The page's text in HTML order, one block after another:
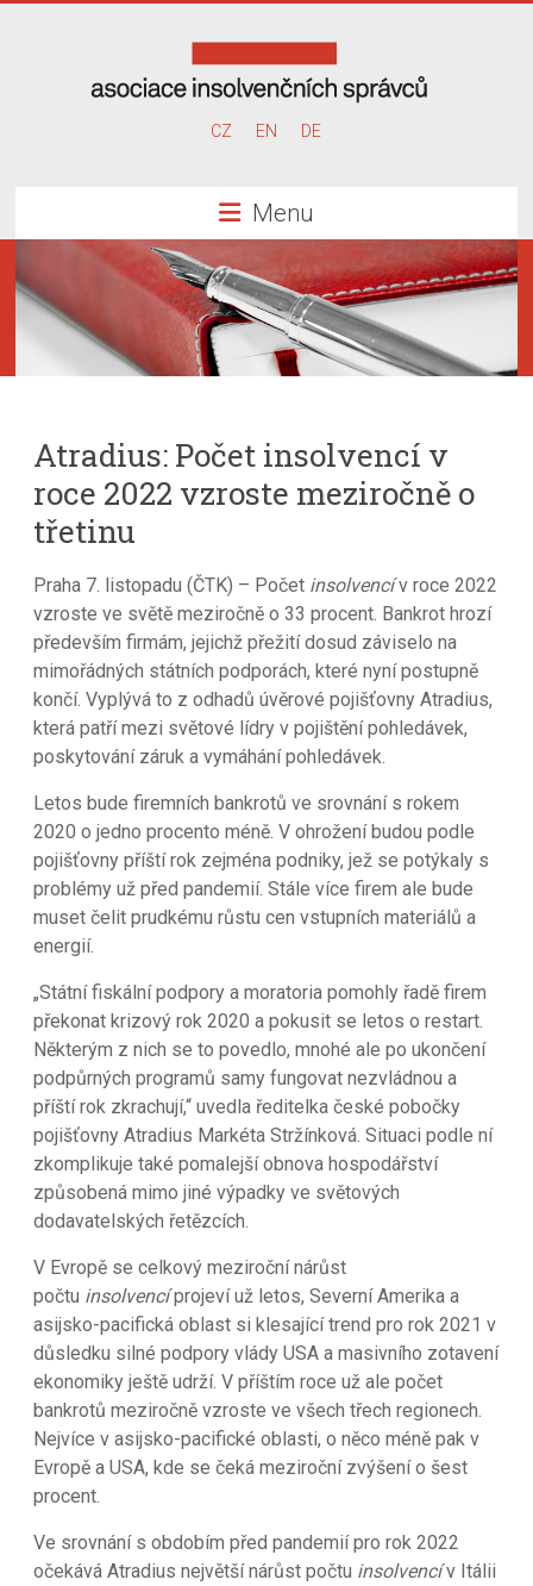
správců
CZ EN DE
Menu
Atradius: Počet insolvencí v
roce 2022 vzroste meziročně o
třetinu
Praha 7. listopadu (ČTK) – Počet insolvencív roce 2022
vzroste ve světě meziročně o 33 procent. Bankrot hrozí
především firmám, jejichž přežití dosud záviselo na
mimořádných státních podporách, které nyní postupně
končí. Vyplývá to z odhadů úvěrové pojišťovny Atradius,
která patří mezi světové lídry v pojištění pohledávek,
poskytování záruk a vymáhání pohledávek.
Letos bude firemních bankrotů ve srovnání s rokem
2020 o jedno procento méně. V ohrožení budou podle
pojišťovny příští rok zejména podniky, jež se potýkaly s
problémy už před pandemií. Stále více firem ale bude
muset čelit prudkému růstu cen vstupních materiálů a
energií.
„Státní fiskální podpory a moratoria pomohly řadě firem
překonat krizový rok 2020 a pokusit se letos o restart.
Některým z nich se to povedlo, mnohé ale po ukončení
podpůrných programů samy fungovat nezvládnou a
příští rok zkrachují,“ uvedla ředitelka české pobočky
pojišťovny Atradius Markéta Stržínková. Situaci podle ní
zkomplikuje také pomalejší obnova hospodářství
způsobená mimo jiné výpadky ve světových
dodavatelských řetězcích.
V Evropě se celkový meziroční nárůst
počtu insolvencíprojeví už letos, Severní Amerika a
asijsko-pacifická oblast si klesající trend pro rok 2021 v
důsledku silné podpory vlády USA a masivního zotavení
ekonomiky ještě udrží. V příštím roce už ale počet
bankrotů meziročně vzroste ve všech třech regionech.
Nejvíce v asijsko-pacifické oblasti, o něco méně pak v
Evropě a USA, kde se čeká meziroční zvýšení o šest
procent.
Ve srovnání s obdobím před pandemií pro rok 2022
očekává Atradius největší nárůst počtu insolvencív Itálii